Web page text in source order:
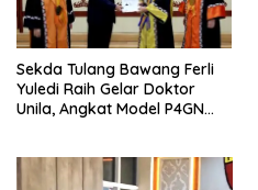
Sekda Tulang Bawang Ferli
Yuledi Raih Gelar Doktor
Unila, Angkat Model P4GN